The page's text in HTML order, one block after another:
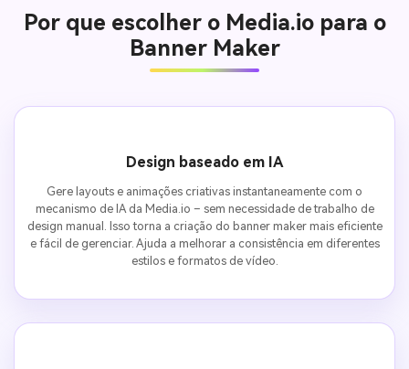
Por que escolher o Media.io para o
Banner Maker
Design baseado em IA
Gere layouts e animações criativas instantaneamente com o
mecanismo de IA da Media.io – sem necessidade de trabalho de
design manual. Isso torna a criação do banner maker mais eficiente
e fácil de gerenciar. Ajuda a melhorar a consistência em diferentes
estilos e formatos de vídeo.